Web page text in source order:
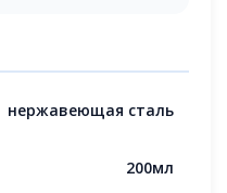
нержавеющая сталь
200мл